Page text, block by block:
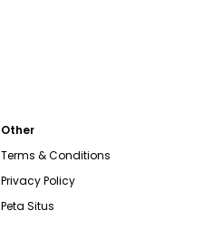
Other
Terms & Conditions
Privacy Policy
Peta Situs